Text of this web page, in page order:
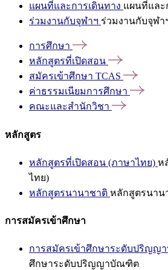
แผนที่และการเดินทาง แผนที่และ
ร่วมงานกับจุฬาฯ ร่วมงานกับจุฬา
การศึกษา
หลักสูตรที่เปิดสอน
สมัครเข้าศึกษา TCAS
ค่าธรรมเนียมการศึกษา
คณะและสำนักวิชา
หลักสูตร
หลักสูตรที่เปิดสอน (ภาษาไทย) ห
ไทย)
หลักสูตรนานาชาติ หลักสูตรนาน
การสมัครเข้าศึกษา
การสมัครเข้าศึกษาระดับปริญญ
ศึกษาระดับปริญญาบัณฑิต